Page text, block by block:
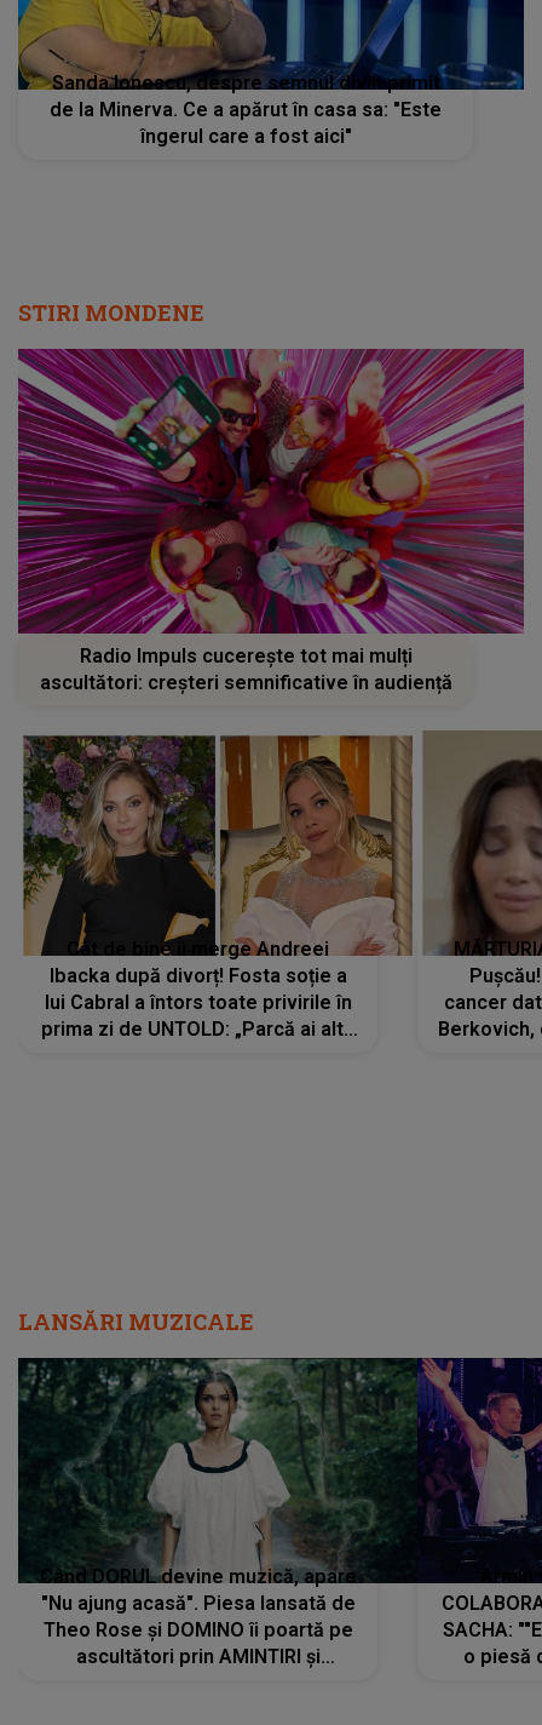
Sanda Ionescu, despre semnul divin primit
de la Minerva. Ce a apărut în casa sa: "Este
îngerul care a fost aici"
STIRI MONDENE
Radio Impuls cucerește tot mai mulți
ascultători: creșteri semnificative în audiență
Cât de bine îi merge Andreei
Ibacka după divorț! Fosta soție a
lui Cabral a întors toate privirile în
prima zi de UNTOLD: „Parcă ai altă
cancer
LANSĂRI MUZICALE
Când DORUL devine muzică, apare
"Nu ajung acasă". Piesa lansată de
Theo Rose și DOMINO îi poartă pe
ascultători prin AMINTIRI și
SACHA:
o piesă